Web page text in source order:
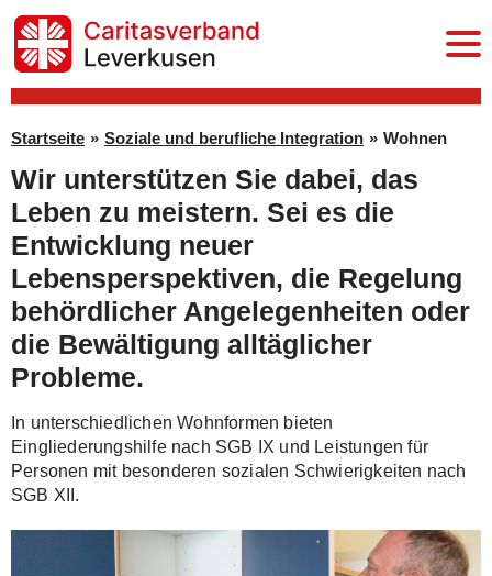
Senioren und Pflege
Kinder, Jugendliche, Familien
Soziale und berufliche Integration
Wohnungslosenhilfe
Mobile Beratungsstelle
Beschäftigung
Fachdienstleitung
Integration und Migration
Startseite » Soziale und berufliche Integration » Wohnen
Wir unterstützen Sie dabei, das
Leben zu meistern. Sei es die
Entwicklung neuer
Lebensperspektiven, die Regelung
behördlicher Angelegenheiten oder
die Bewältigung alltäglicher
Probleme.
In unterschiedlichen Wohnformen bieten
Eingliederungshilfe nach SGB IX und Leistungen für
Personen mit besonderen sozialen Schwierigkeiten nach
SGB XII.